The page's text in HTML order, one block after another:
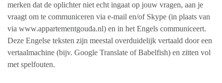
merken dat de oplichter niet echt ingaat op jouw vragen, aan je
vraagt om te communiceren via e-mail en/of Skype (in plaats van
via www.appartementgouda.nl) en in het Engels communiceert.
Deze Engelse teksten zijn meestal overduidelijk vertaald door een
vertaalmachine (bijv. Google Translate of Babelfish) en zitten vol
met spelfouten.